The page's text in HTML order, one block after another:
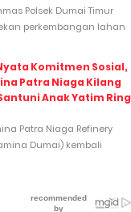
Polsek Dumai Timur
perkembangan lahan
Komitmen Sosial,
Patra Niaga Kilang
Anak Yatim Ring
Patra Niaga Refinery
Dumai) kembali